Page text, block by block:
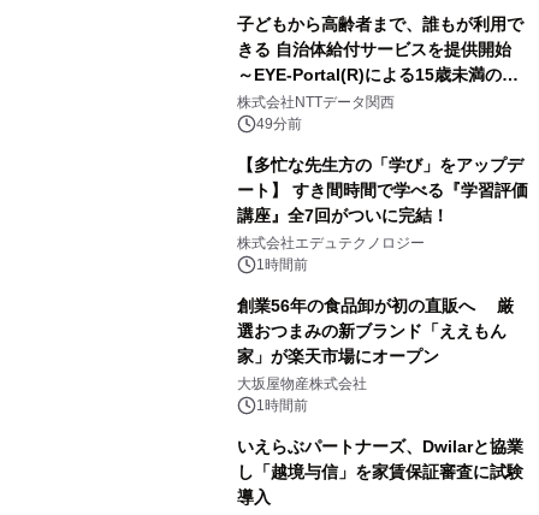
子どもから高齢者まで、誰もが利用で
きる 自治体給付サービスを提供開始
～EYE-Portal(R)による15歳未満の本
人認証と デジタルデバイド対策で実現
～
株式会社NTTデータ関西
49分前
【多忙な先生方の「学び」をアップデ
ート】 すき間時間で学べる『学習評価
講座』全7回がついに完結！
株式会社エデュテクノロジー
1時間前
創業56年の食品卸が初の直販へ 厳
選おつまみの新ブランド「ええもん
家」が楽天市場にオープン
大坂屋物産株式会社
1時間前
いえらぶパートナーズ、Dwilarと協業
し「越境与信」を家賃保証審査に試験
導入